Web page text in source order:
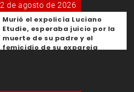
2 de agosto de 2026
Murió el expolicía Luciano
Etudie, esperaba juicio por la
muerte de su padre y el
femicidio de su expareja